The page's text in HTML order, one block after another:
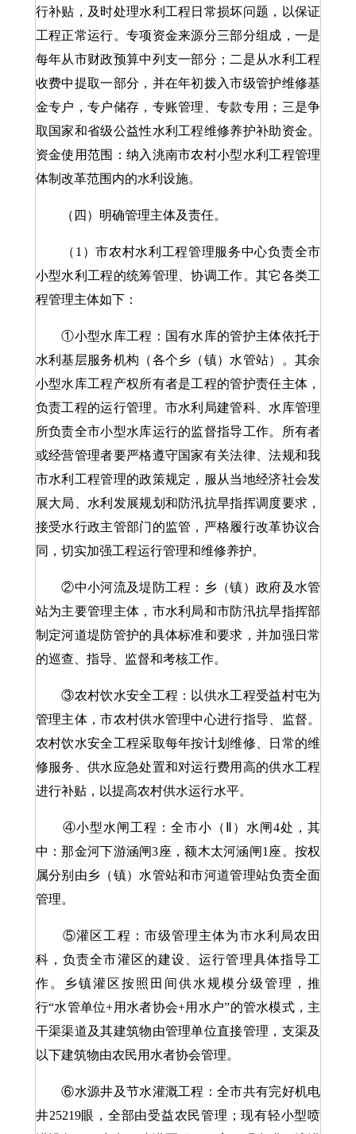
行补贴，及时处理水利工程日常损坏问题，以保证
工程正常运行。专项资金来源分三部分组成，一是
每年从市财政预算中列支一部分；二是从水利工程
收费中提取一部分，并在年初拨入市级管护维修基
金专户，专户储存，专账管理、专款专用；三是争
取国家和省级公益性水利工程维修养护补助资金。
资金使用范围：纳入洮南市农村小型水利工程管理
体制改革范围内的水利设施。
（四）明确管理主体及责任。
（1）市农村水利工程管理服务中心负责全市
小型水利工程的统筹管理、协调工作。其它各类工
程管理主体如下：
①小型水库工程：国有水库的管护主体依托于
水利基层服务机构（各个乡（镇）水管站）。其余
小型水库工程产权所有者是工程的管护责任主体，
负责工程的运行管理。市水利局建管科、水库管理
所负责全市小型水库运行的监督指导工作。所有者
或经营管理者要严格遵守国家有关法律、法规和我
市水利工程管理的政策规定，服从当地经济社会发
展大局、水利发展规划和防汛抗旱指挥调度要求，
接受水行政主管部门的监管，严格履行改革协议合
同，切实加强工程运行管理和维修养护。
②中小河流及堤防工程：乡（镇）政府及水管
站为主要管理主体，市水利局和市防汛抗旱指挥部
制定河道堤防管护的具体标准和要求，并加强日常
的巡查、指导、监督和考核工作。
③农村饮水安全工程：以供水工程受益村屯为
管理主体，市农村供水管理中心进行指导、监督。
农村饮水安全工程采取每年按计划维修、日常的维
修服务、供水应急处置和对运行费用高的供水工程
进行补贴，以提高农村供水运行水平。
④小型水闸工程：全市小（Ⅱ）水闸4处，其
中：那金河下游涵闸3座，额木太河涵闸1座。按权
属分别由乡（镇）水管站和市河道管理站负责全面
管理。
⑤灌区工程：市级管理主体为市水利局农田
科，负责全市灌区的建设、运行管理具体指导工
作。乡镇灌区按照田间供水规模分级管理，推
行“水管单位+用水者协会+用水户”的管水模式，主
干渠渠道及其建筑物由管理单位直接管理，支渠及
以下建筑物由农民用水者协会管理。
⑥水源井及节水灌溉工程：全市共有完好机电
井25219眼，全部由受益农民管理；现有轻小型喷